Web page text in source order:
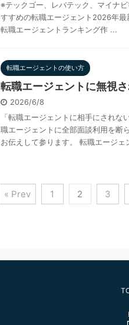
※テックゴー、レバテック、マイナ
すすめの転職エージェント2026年最
転職エージェントランキング作 ...
転職エージェントの使い方
転職エージェントに無視
2026/6/8
「転職エージェントに相手にされ
職エージェントに全部面談利用を断
お伝えして参ります。 転職エージェ
« Prev 1 2 3